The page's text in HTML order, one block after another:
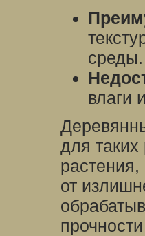
среды.
влаги
для
от